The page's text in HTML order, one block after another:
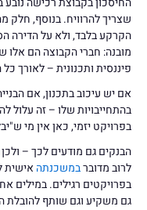
שצריך להרוויח. בנוסף,
הקרקע בלבד, ולא על הדירה
מובנה: חברי הקבוצה הם
פיננסית ותכנונית – לאורך
אם יש עיכוב בתכנון, אם
בהתחייבויות שלו – זה
בפרויקט יזמי, כאן אין מי
הבנקים גם מודעים לכך –
לרוב מדוברבמשכנתה אישית
בפרויקטים רגילים. במילים
גם משקיע וגם שותף להובלת